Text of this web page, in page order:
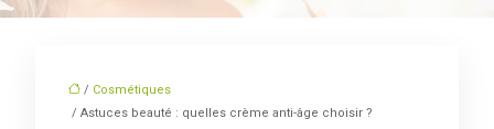
/ Cosmétiques
/ Astuces beauté : quelles crème anti-âge choisir ?